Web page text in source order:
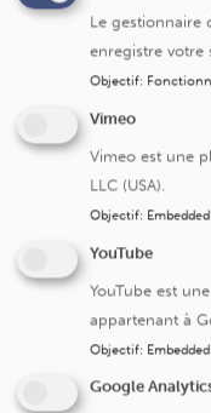
Soins intensifs
23h00 avec
les parents
Les autres
maximum 2
(N10)
Plus d'infos
Le gestionnaire
enregistre votre
Objectif:
Vimeo
Vimeo est une
LLC (USA).
Objectif:
YouTube
YouTube est
appartenant à
Objectif:
Google